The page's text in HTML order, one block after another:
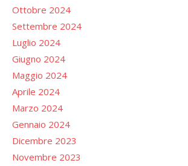
Ottobre 2024
Settembre 2024
Luglio 2024
Giugno 2024
Maggio 2024
Aprile 2024
Marzo 2024
Gennaio 2024
Dicembre 2023
Novembre 2023